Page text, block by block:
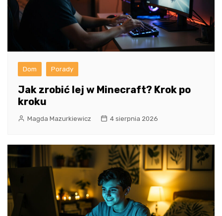
Dom Porady
Jak zrobić lej w Minecraft? Krok po
kroku
Magda Mazurkiewicz 4 sierpnia 2026